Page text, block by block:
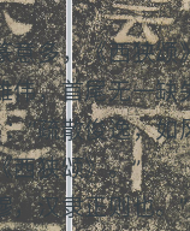
意多，《西狭颂
伟，首尾无一缺
“疏散俊逸，如
西狭颂》。”
，汉隶正则也。”